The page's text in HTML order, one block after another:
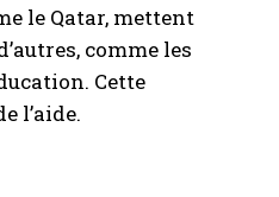
le Qatar, mettent
comme les
Cette
l’aide.